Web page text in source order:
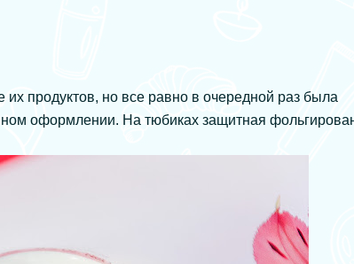
продуктов, но все равно в очередной раз была
оформлении. На тюбиках защитная